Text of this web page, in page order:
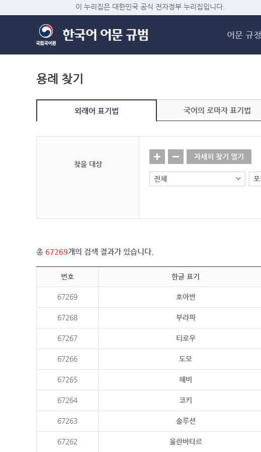
이 누리집은 대한민국 공식 전자정부 누리집입니다.
어문 규정
용례 찾기
외래어 표기법 국어의 로마자 표기법
찾을 대상
자세히 찾기 열기
총 67269개의 검색 결과가 있습니다.
번호 한글 표기
67269 호아반
67268 부라파
67267 티로우
67266 도모
67265 헤비
67264 코키
67263 솔루션
67262 울란바타르